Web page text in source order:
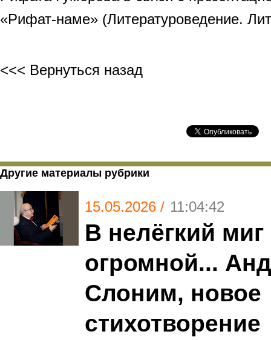
«Рифат-наме» (Литературоведение.
<<< Вернуться назад
Другие материалы рубрики
15.05.2026 / 11:04:42
В нелёгкий миг
огромной...
Слоним, новое
стихотворение